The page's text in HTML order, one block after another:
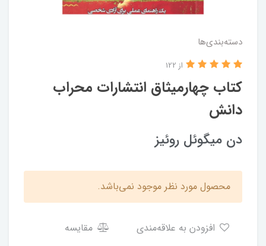
دسته‌بندی‌ها
کتاب چهارمیثاق انتشارات محراب
دانش
از 122
دن میگوئل روئیز
محصول مورد نظر موجود نمی‌باشد.
مقایسه